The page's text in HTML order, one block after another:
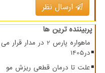
ارسال نظر
پربیننده ترین ها
ماهواره پارس 2 در
در1405
علت تا درمان قطعی ریزش مو